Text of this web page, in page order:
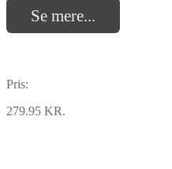
Se mere...
Pris:
279.95 KR.